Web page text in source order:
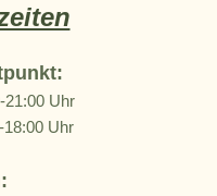
21:00 Uhr
Uhr